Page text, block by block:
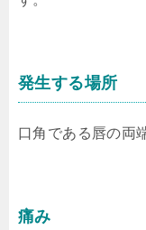
発生する場所
口角である唇の両
痛み